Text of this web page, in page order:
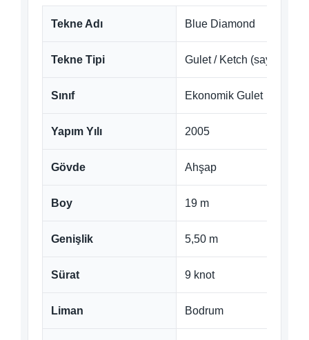
Tekne Adı Blue Diamond
Tekne Tipi Gulet / Ketch (sayfada iki
Sınıf Ekonomik Gulet
Yapım Yılı 2005
Gövde Ahşap
Boy 19 m
Genişlik 5,50 m
Sürat 9 knot
Liman Bodrum